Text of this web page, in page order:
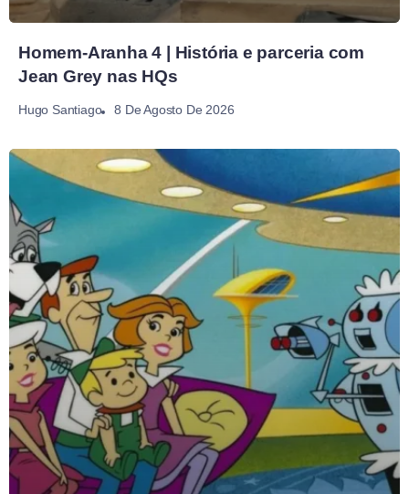
Homem-Aranha 4 | História e parceria com
Jean Grey nas HQs
Hugo Santiago 8 De Agosto De 2026